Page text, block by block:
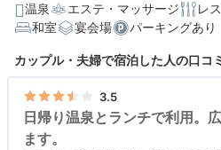
温泉
エステ・マッサージ レ
和室
宴会場 パーキングあり
カップル・夫婦で宿泊した人の口コミ
3.5
日帰り温泉とランチで利用。
ます。